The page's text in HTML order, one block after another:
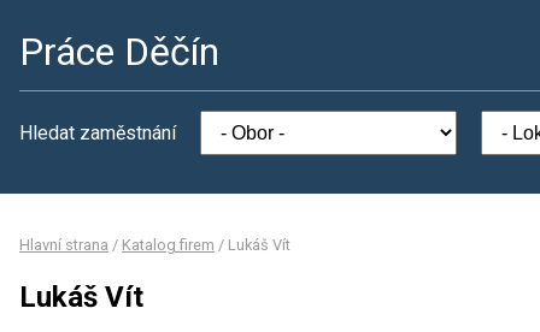
Práce Děčín
Hledat zaměstnání
Hlavní strana / Katalog firem / Lukáš Vít
Lukáš Vít